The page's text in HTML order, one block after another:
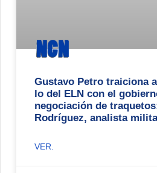
Gustavo Petro traiciona
lo del ELN con el
negociación de
Rodríguez, analista
VER.